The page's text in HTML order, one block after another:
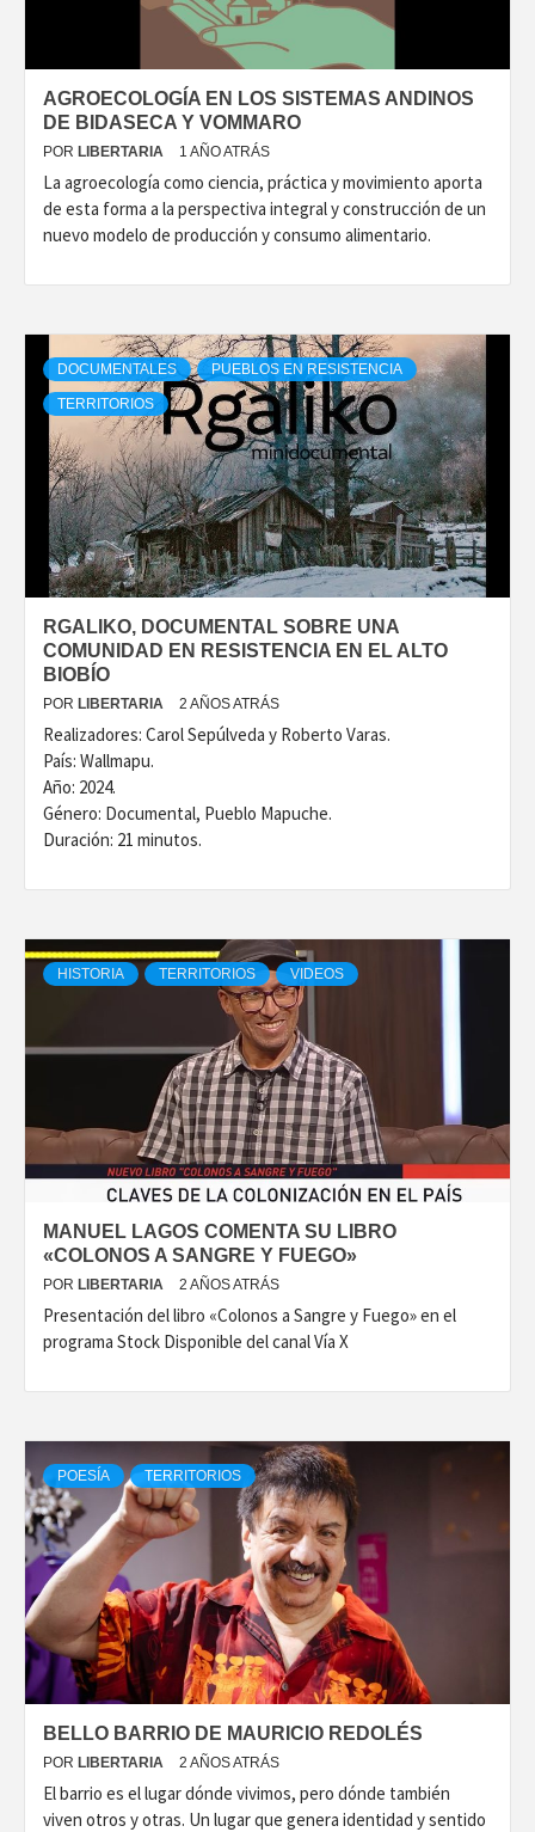
AGROECOLOGÍA EN LOS SISTEMAS ANDINOS
DE BIDASECA Y VOMMARO
POR LIBERTARIA 1 AÑO ATRÁS
La agroecología como ciencia, práctica y movimiento aporta
de esta forma a la perspectiva integral y construcción de un
nuevo modelo de producción y consumo alimentario.
DOCUMENTALES PUEBLOS EN RESISTENCIA
TERRITORIOS
RGALIKO, DOCUMENTAL SOBRE UNA
COMUNIDAD EN RESISTENCIA EN EL ALTO
BIOBÍO
POR LIBERTARIA 2 AÑOS ATRÁS
Realizadores: Carol Sepúlveda y Roberto Varas.
País: Wallmapu.
Año: 2024.
Género: Documental, Pueblo Mapuche.
Duración: 21 minutos.
HISTORIA TERRITORIOS VIDEOS
MANUEL LAGOS COMENTA SU LIBRO
«COLONOS A SANGRE Y FUEGO»
POR LIBERTARIA 2 AÑOS ATRÁS
Presentación del libro «Colonos a Sangre y Fuego» en el
programa Stock Disponible del canal Vía X
POESÍA TERRITORIOS
BELLO BARRIO DE MAURICIO REDOLÉS
POR LIBERTARIA 2 AÑOS ATRÁS
El barrio es el lugar dónde vivimos, pero dónde también
viven otros y otras. Un lugar que genera identidad y sentido